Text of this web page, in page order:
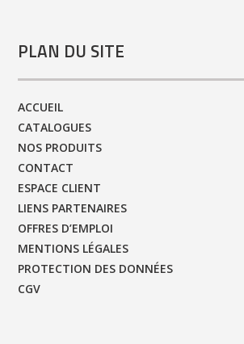
PLAN DU SITE
ACCUEIL
CATALOGUES
NOS PRODUITS
CONTACT
ESPACE CLIENT
LIENS PARTENAIRES
OFFRES D’EMPLOI
MENTIONS LÉGALES
PROTECTION DES DONNÉES
CGV